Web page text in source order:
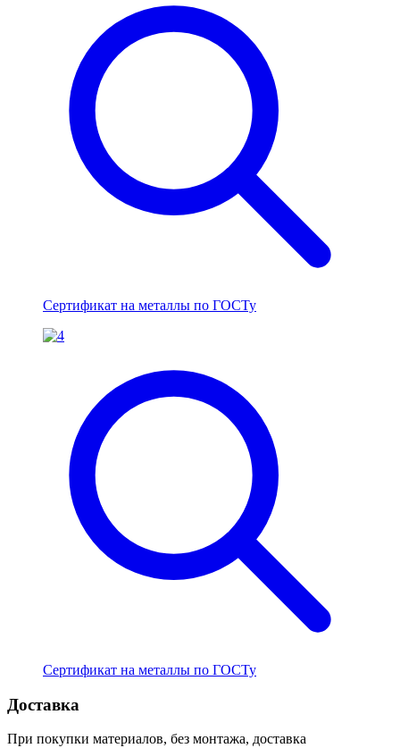
Сертификат на металлы по ГОСТу
Сертификат на металлы по ГОСТу
Доставка
При покупки материалов, без монтажа, доставка